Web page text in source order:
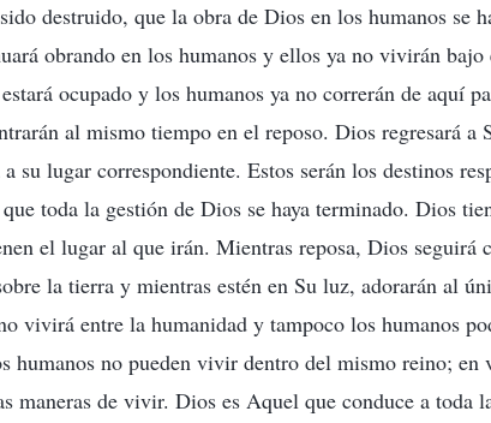
destruido, que la obra de Dios en los humanos se
obrando en los humanos y ellos ya no vivirán bajo
ocupado y los humanos ya no correrán de aquí
al mismo tiempo en el reposo. Dios regresará a
a su lugar correspondiente. Estos serán los destinos
toda la gestión de Dios se haya terminado. Dios
el lugar al que irán. Mientras reposa, Dios seguirá
la tierra y mientras estén en Su luz, adorarán al
vivirá entre la humanidad y tampoco los humanos
humanos no pueden vivir dentro del mismo reino; en
maneras de vivir. Dios es Aquel que conduce a toda